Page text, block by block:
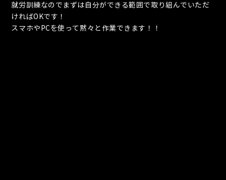
就労訓練なのでまずは自分ができる範囲で取り組んでいただ
ければOKです！
スマホやPCを使って黙々と作業できます！！